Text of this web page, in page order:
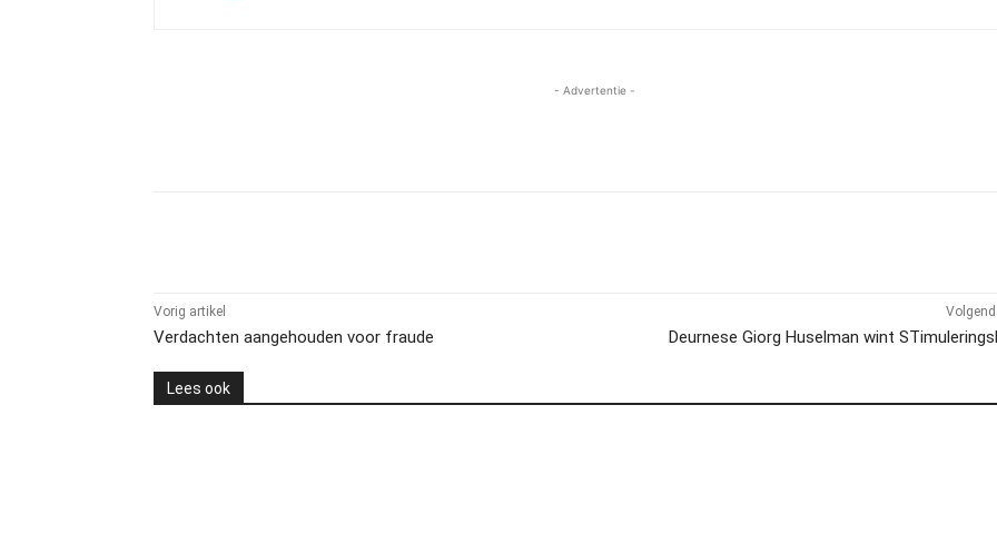
- Advertentie -
Vorig artikel
Verdachten aangehouden voor fraude Deurnese Giorg Huselman wint
Lees ook